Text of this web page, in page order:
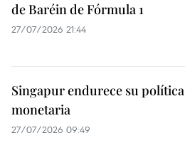
de Baréin de Fórmula 1
27/07/2026 21:44
Singapur endurece su política
monetaria
27/07/2026 09:49